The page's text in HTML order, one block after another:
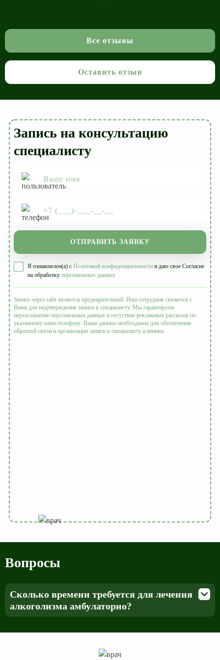
Все отзывы
Оставить отзыв
Запись на консультацию
специалисту
ОТПРАВИТЬ ЗАЯВКУ
Я ознакомлен(а) с Политикой конфиденциальности и даю свое Согласие
на обработку персональных данных
Запись через сайт является предварительной. Наш сотрудник свяжется с
Вами для подтверждения записи к специалисту. Мы гарантируем
неразглашение персональных данных и отсуствие рекламных рассылок по
указанному вами телефону. Ваши данные необходимы для обеспечения
обратной связи и организации записи к специалисту клиники.
Вопросы
Сколько времени требуется для лечения
алкоголизма амбулаторно?
может варьироваться в зависимости от степени тяжести
индивидуальных особенности пациента и так далее, а